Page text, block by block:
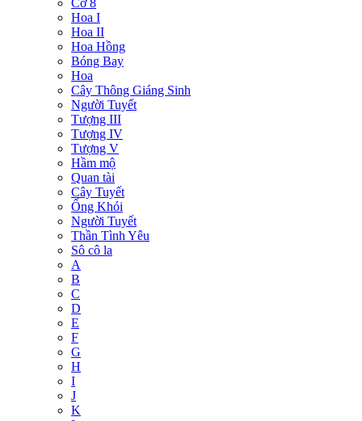
Cờ 8
Hoa I
Hoa II
Hoa Hồng
Bóng Bay
Hoa
Cây Thông Giáng Sinh
Người Tuyết
Tượng III
Tượng IV
Tượng V
Hầm mộ
Quan tài
Cây Tuyết
Ống Khói
Người Tuyết
Thần Tình Yêu
Sô cô la
A
B
C
D
E
F
G
H
I
J
K